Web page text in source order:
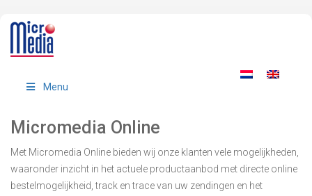
Menu
Micromedia Online
Met Micromedia Online bieden wij onze klanten vele mogelijkheden,
waaronder inzicht in het actuele productaanbod met directe online
bestelmogelijkheid, track en trace van uw zendingen en het